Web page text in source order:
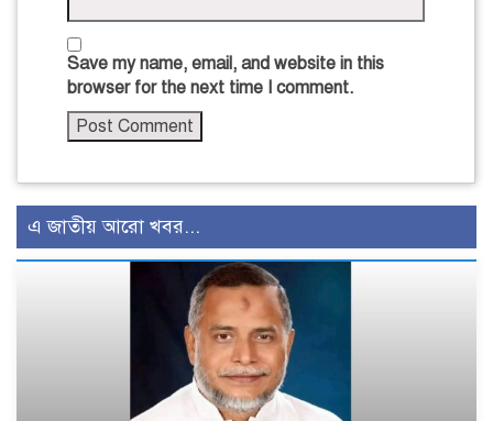
Save my name, email, and website in this
browser for the next time I comment.
এ জাতীয় আরো খবর...